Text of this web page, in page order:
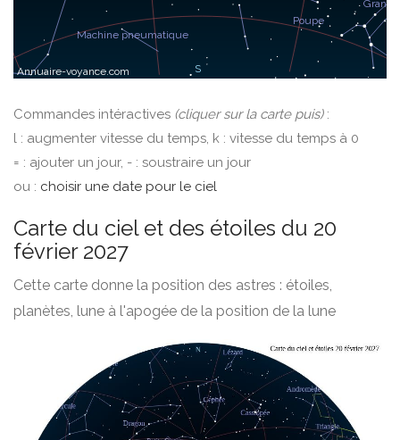
Commandes intéractives (cliquer sur la carte puis):
l : augmenter vitesse du temps, k : vitesse du temps à 0
= : ajouter un jour, - : soustraire un jour
ou : choisir une date pour le ciel
Carte du ciel et des étoiles du 20
février 2027
Cette carte donne la position des astres : étoiles,
planètes, lune à l'apogée de la position de la lune